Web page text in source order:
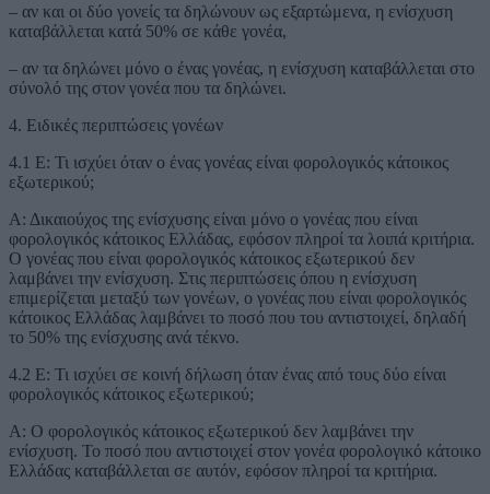
– αν και οι δύο γονείς τα δηλώνουν ως εξαρτώμενα, η ενίσχυση
καταβάλλεται κατά 50% σε κάθε γονέα,
– αν τα δηλώνει μόνο ο ένας γονέας, η ενίσχυση καταβάλλεται στο
σύνολό της στον γονέα που τα δηλώνει.
4. Ειδικές περιπτώσεις γονέων
4.1 Ε: Τι ισχύει όταν ο ένας γονέας είναι φορολογικός κάτοικος
εξωτερικού;
Α: Δικαιούχος της ενίσχυσης είναι μόνο ο γονέας που είναι
φορολογικός κάτοικος Ελλάδας, εφόσον πληροί τα λοιπά κριτήρια.
Ο γονέας που είναι φορολογικός κάτοικος εξωτερικού δεν
λαμβάνει την ενίσχυση. Στις περιπτώσεις όπου η ενίσχυση
επιμερίζεται μεταξύ των γονέων, ο γονέας που είναι φορολογικός
κάτοικος Ελλάδας λαμβάνει το ποσό που του αντιστοιχεί, δηλαδή
το 50% της ενίσχυσης ανά τέκνο.
4.2 Ε: Τι ισχύει σε κοινή δήλωση όταν ένας από τους δύο είναι
φορολογικός κάτοικος εξωτερικού;
Α: Ο φορολογικός κάτοικος εξωτερικού δεν λαμβάνει την
ενίσχυση. Το ποσό που αντιστοιχεί στον γονέα φορολογικό κάτοικο
Ελλάδας καταβάλλεται σε αυτόν, εφόσον πληροί τα κριτήρια.